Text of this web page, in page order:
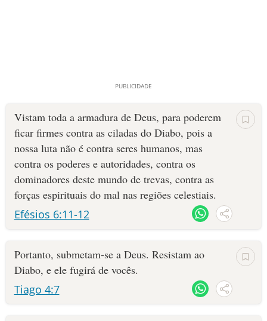
Vistam toda a armadura de Deus, para poderem
ficar firmes contra as ciladas do Diabo, pois a
nossa luta não é contra seres humanos, mas
contra os poderes e autoridades, contra os
dominadores deste mundo de trevas, contra as
forças espirituais do mal nas regiões celestiais.
Efésios 6:11-12
Portanto, submetam-se a Deus. Resistam ao
Diabo, e ele fugirá de vocês.
Tiago 4:7